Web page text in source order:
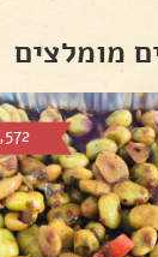
מומלצים
1,572